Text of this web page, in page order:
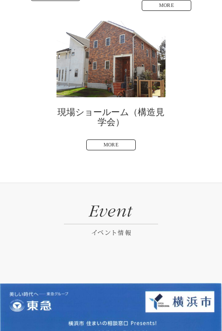
MORE
現場ショールーム（構造見
学会）
MORE